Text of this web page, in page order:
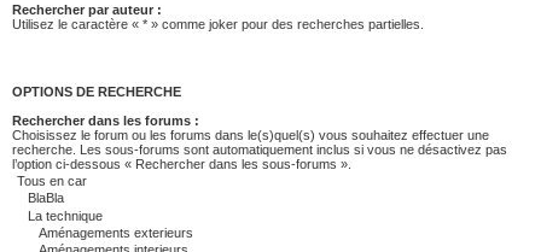
Rechercher par auteur :
Utilisez le caractère « * » comme joker pour des recherches partielles.
OPTIONS DE RECHERCHE
Rechercher dans les forums :
Choisissez le forum ou les forums dans le(s)quel(s) vous souhaitez effectuer une
recherche. Les sous-forums sont automatiquement inclus si vous ne désactivez pas
l’option ci-dessous « Rechercher dans les sous-forums ».